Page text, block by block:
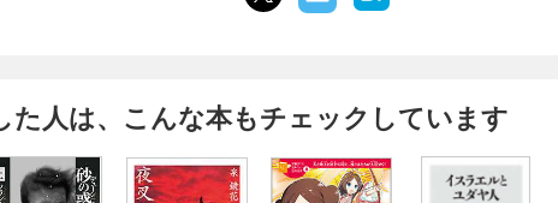
た人は、こんな本もチェックしています